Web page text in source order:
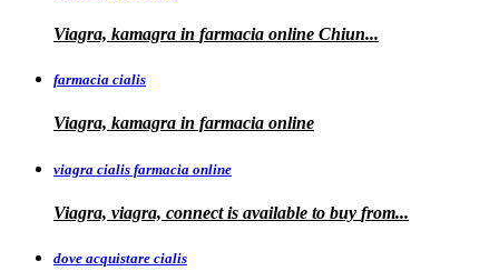
Viagra, kamagra in farmacia online Chiun...
farmacia cialis
Viagra, kamagra in farmacia online
viagra cialis farmacia online
Viagra, viagra, connect is available to buy from...
dove acquistare cialis